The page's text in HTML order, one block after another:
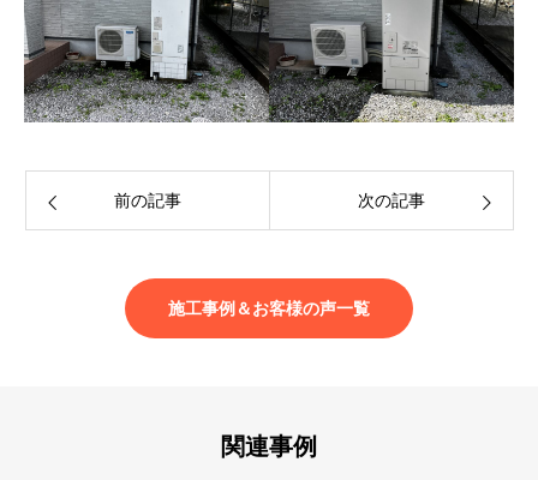
前の記事 次の記事
施工事例＆お客様の声一覧
関連事例